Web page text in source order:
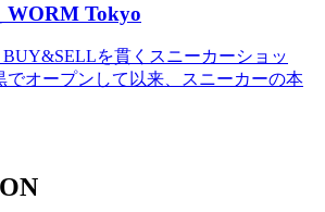
Tokyo
を貫くスニーカーショッ
でオープンして以来、スニーカーの本